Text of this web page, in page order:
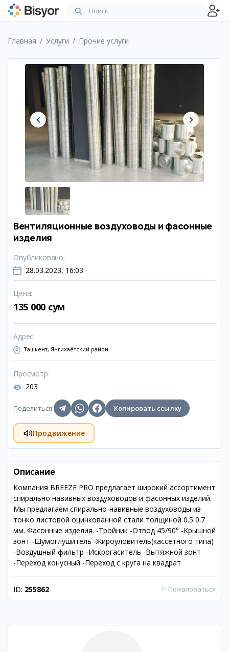
Главная Услуги Прочие услуги
Вентиляционные воздуховоды и фасонные
изделия
Опубликовано:
28.03.2023, 16:03
Цена:
135 000 сум
Адрес:
Ташкент, Янгихаётский район
Просмотр:
203
Поделиться: Копировать ссылку
Продвижение
Описание
Компания BREEZE PRO предлагает широкий ассортимент
спирально навивных воздуховодов и фасонных изделий.
Мы предлагаем спирально-навивные воздуховоды из
тонко листовой оцинкованной стали толщиной 0.5 0.7
мм. Фасонные изделия. -Тройник -Отвод 45/90° -Крышной
зонт -Шумоглушитель -Жироуловитель(кассетного типа)
-Воздушный фильтр -Искрогаситель -Вытяжной зонт
-Переход конусный -Переход с круга на квадрат
ID: 255862 ⚐ Пожаловаться